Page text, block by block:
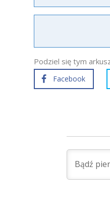
Podziel się tym
Facebook